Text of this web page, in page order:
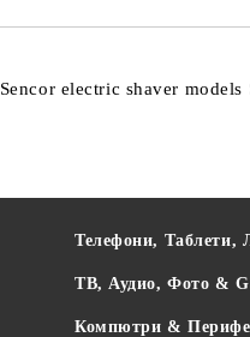
electric shaver models
Телефони, Таблети,
ТВ, Аудио, Фото &
Компютри &